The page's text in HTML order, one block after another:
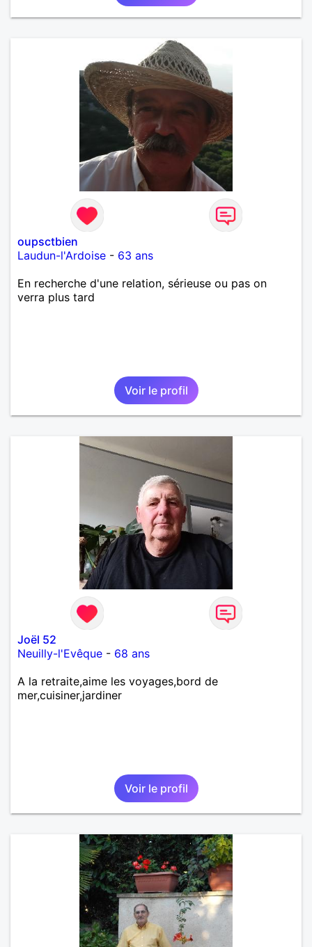
oupsctbien
Laudun-l'Ardoise - 63 ans
En recherche d'une relation, sérieuse ou pas on
verra plus tard
Voir le profil
Joël 52
Neuilly-l'Evêque - 68 ans
A la retraite,aime les voyages,bord de
mer,cuisiner,jardiner
Voir le profil